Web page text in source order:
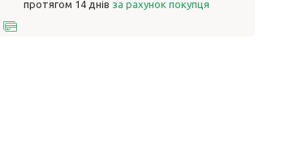
протягом 14 днів за рахунок покупця